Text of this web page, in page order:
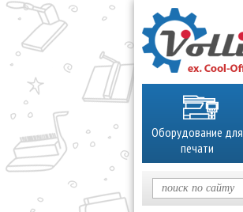
Оборудование для
печати